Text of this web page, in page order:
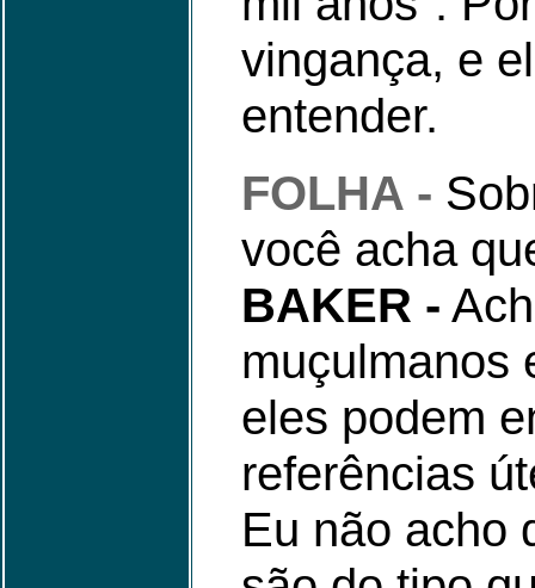
vingança, e
entender.
FOLHA -
você acha
BAKER -
muçulmanos
eles podem
referências
Eu não acho